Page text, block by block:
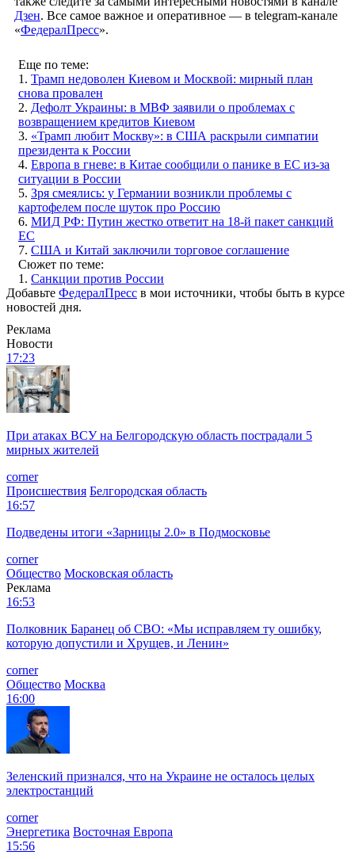
Дзен. Все самое важное и оперативное — в telegram-канале
«ФедералПресс».
Еще по теме:
1. Трамп недоволен Киевом и Москвой: мирный план
снова провален
2. Дефолт Украины: в МВФ заявили о проблемах с
возвращением кредитов Киевом
3. «Трамп любит Москву»: в США раскрыли симпатии
президента к России
4. Европа в гневе: в Китае сообщили о панике в EC из-за
ситуации в России
5. Зря смеялись: у Германии возникли проблемы с
картофелем после шуток про Россию
6. МИД РФ: Путин жестко ответит на 18-й пакет санкций
ЕС
7. США и Китай заключили торговое соглашение
Сюжет по теме:
1. Санкции против России
Добавьте ФедералПресс в мои источники, чтобы быть в курсе
новостей дня.
Реклама
Новости
17:23
При атаках ВСУ на Белгородскую область пострадали 5
мирных жителей
corner
Происшествия Белгородская область
16:57
Подведены итоги «Зарницы 2.0» в Подмосковье
corner
Общество Московская область
Реклама
16:53
Полковник Баранец об СВО: «Мы исправляем ту ошибку,
которую допустили и Хрущев, и Ленин»
corner
Общество Москва
16:00
Зеленский признался, что на Украине не осталось целых
электростанций
corner
Энергетика Восточная Европа
15:56